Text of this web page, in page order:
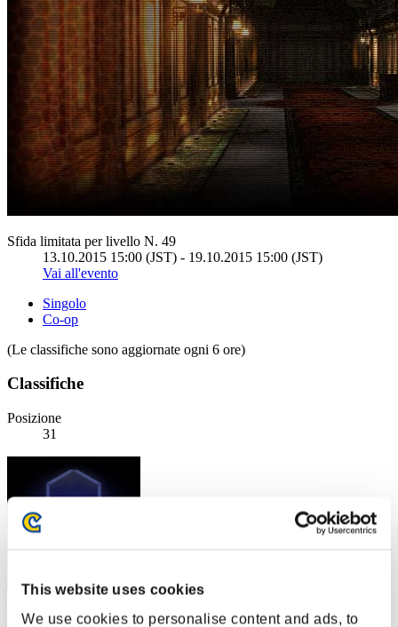
This website uses cookies
We use cookies to personalise content and ads, to
Sfida limitata per livello N. 49
13.10.2015 15:00 (JST) - 19.10.2015 15:00 (JST)
Vai all'evento
Singolo
Co-op
(Le classifiche sono aggiornate ogni 6 ore)
Classifiche
Posizione
31
Punteggio: -